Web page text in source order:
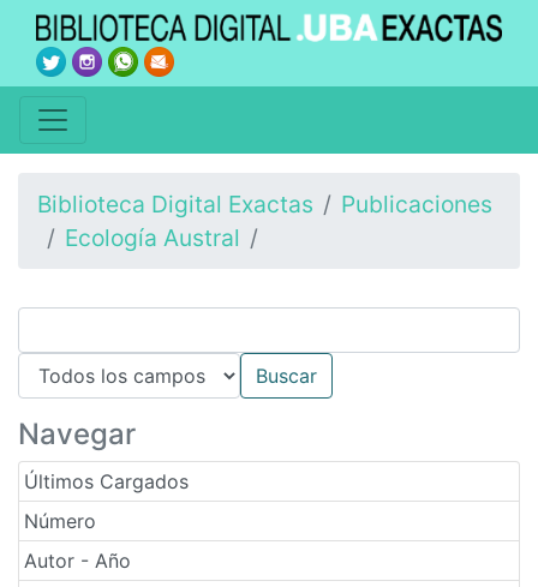
Biblioteca Digital Exactas
Publicaciones
Ecología Austral
Navegar
Últimos Cargados
Número
Autor - Año